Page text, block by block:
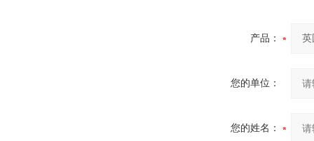
产品：
您的单位：
您的姓名：